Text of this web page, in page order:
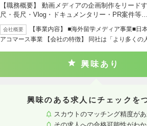
【職務概要】 動画メディアの企画制作をリード
尺・長尺・Vlog・ドキュメンタリー・PR案件等…
会社概要
【事業内容】 ■海外留学メディア事業■日
アコマース事業 【会社の特徴】 同社は「より多くの
興味あり
興味のある求人にチェックを
スカウトのマッチング精度が
その求人への合格可能性がわ